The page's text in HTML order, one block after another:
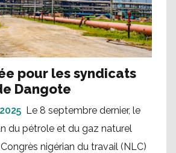
pour les syndicats
Dangote
Le 8 septembre dernier, le
du pétrole et du gaz naturel
nigérian du travail (NLC)